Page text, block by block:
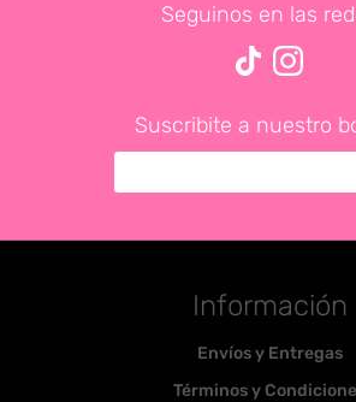
Seguinos en las
Suscribite a nuestro
Información
Envíos y Entregas
Términos y